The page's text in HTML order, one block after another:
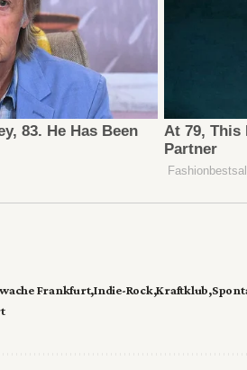
Frankfurt Indie-Rock Kraftklub